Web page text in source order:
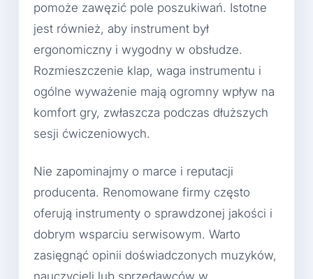
pomoże zawęzić pole poszukiwań. Istotne
jest również, aby instrument był
ergonomiczny i wygodny w obsłudze.
Rozmieszczenie klap, waga instrumentu i
ogólne wyważenie mają ogromny wpływ na
komfort gry, zwłaszcza podczas dłuższych
sesji ćwiczeniowych.
Nie zapominajmy o marce i reputacji
producenta. Renomowane firmy często
oferują instrumenty o sprawdzonej jakości i
dobrym wsparciu serwisowym. Warto
zasięgnąć opinii doświadczonych muzyków,
nauczycieli lub sprzedawców w